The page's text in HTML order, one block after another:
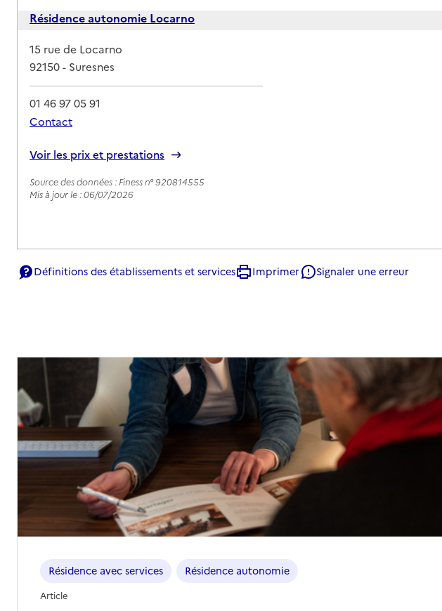
Résidence autonomie Locarno
Adresse
15 rue de Locarno
92150- Suresnes
01 46 97 05 91
Contact
Voir les prix et prestations
Source des données : Finess n° 920814555
Mis à jour le : 06/07/2026
Définitions des établissements et services Imprimer Signaler une erreur
Résidence avec services Résidence autonomie
Article